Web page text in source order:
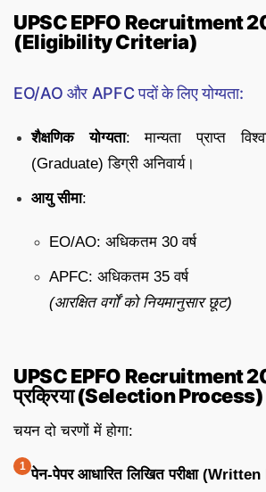
UPSC EPFO Recruitment
(Eligibility Criteria)
EO/AO और APFC पदों के लिए योग्यता:
शैक्षणिक योग्यता: मान्यता प्राप्त
(Graduate) डिग्री अनिवार्य।
आयु सीमा:
EO/AO: अधिकतम 30 वर्ष
APFC: अधिकतम 35 वर्ष
(आरक्षित वर्गों को नियमानुसार छूट)
UPSC EPFO Recruitment
प्रक्रिया (Selection Process)
चयन दो चरणों में होगा:
पेन-पेपर आधारित लिखित परीक्षा